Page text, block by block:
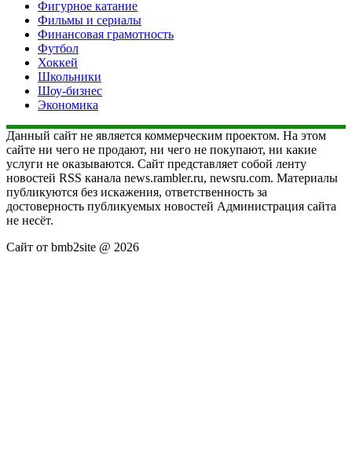
Фигурное катание
Фильмы и сериалы
Финансовая грамотность
Футбол
Хоккей
Школьники
Шоу-бизнес
Экономика
Данный сайт не является коммерческим проектом. На этом
сайте ни чего не продают, ни чего не покупают, ни какие
услуги не оказываются. Сайт представляет собой ленту
новостей RSS канала news.rambler.ru, newsru.com. Материалы
публикуются без искажения, ответственность за
достоверность публикуемых новостей Администрация сайта
не несёт.
Сайт от bmb2site @ 2026